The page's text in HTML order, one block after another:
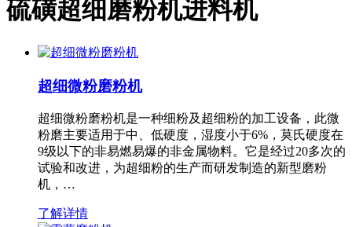
硫磺超细磨粉机进料机
超细微粉磨粉机
超细微粉磨粉机是一种细粉及超细粉的加工设备，此微
粉磨主要适用于中、低硬度，湿度小于6%，莫氏硬度在
9级以下的非易燃易爆的非金属物料。它是经过20多次的
试验和改进，为超细粉的生产而研发制造的新型磨粉
机，…
了解详情